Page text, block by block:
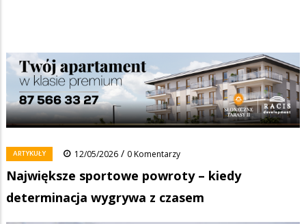
Ścieżka
nawigacyjna
Strona główna/Wiadomości/Artykuły
/
Największe sportowe powroty – kiedy determinacja wygrywa z
czasem
FacebookPinterestTumblr
0 Reddit Share
ARTYKUŁY 12/05/2026 / 0 Komentarzy
Największe sportowe powroty – kiedy
determinacja wygrywa z czasem